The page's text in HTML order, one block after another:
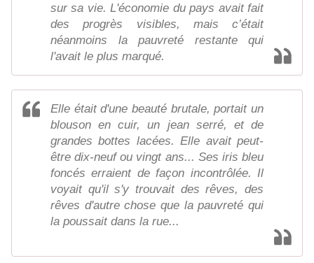
sur sa vie. L'économie du pays avait fait
des progrès visibles, mais c’était
néanmoins la pauvreté restante qui
l'avait le plus marqué.
Elle était d'une beauté brutale, portait un
blouson en cuir, un jean serré, et de
grandes bottes lacées. Elle avait peut-
être dix-neuf ou vingt ans... Ses iris bleu
foncés erraient de façon incontrôlée. Il
voyait qu'il s'y trouvait des rêves, des
rêves d'autre chose que la pauvreté qui
la poussait dans la rue...